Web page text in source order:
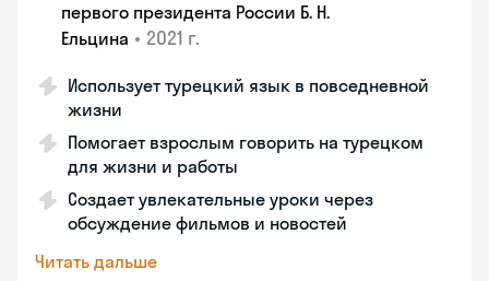
первого президента России Б. Н.
Ельцина • 2021 г.
Использует турецкий язык в повседневной
жизни
Помогает взрослым говорить на турецком
для жизни и работы
Создает увлекательные уроки через
обсуждение фильмов и новостей
Читать дальше